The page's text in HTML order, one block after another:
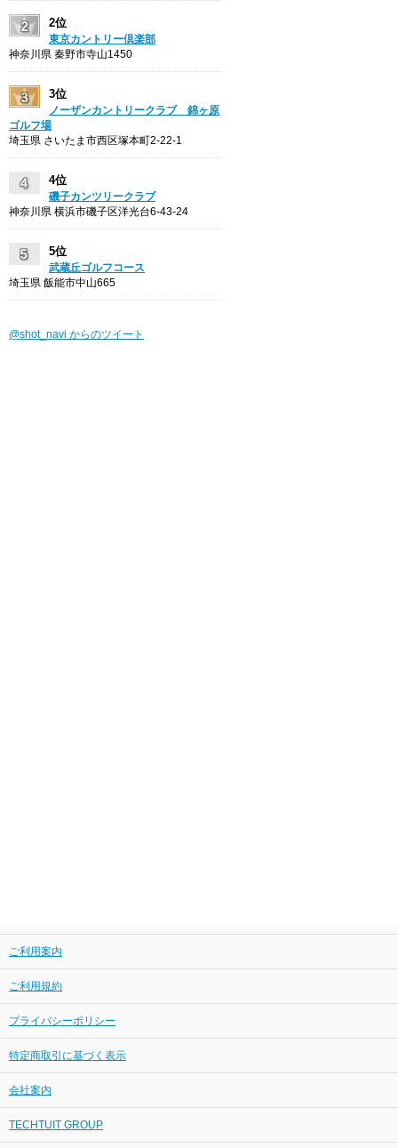
2位
東京カントリー倶楽部
神奈川県 秦野市寺山1450
3位
ノーザンカントリークラブ 錦ヶ原
ゴルフ場
埼玉県 さいたま市西区塚本町2-22-1
4位
磯子カンツリークラブ
神奈川県 横浜市磯子区洋光台6-43-24
5位
武蔵丘ゴルフコース
埼玉県 飯能市中山665
@shot_navi からのツイート
ご利用案内
ご利用規約
プライバシーポリシー
特定商取引に基づく表示
会社案内
TECHTUIT GROUP